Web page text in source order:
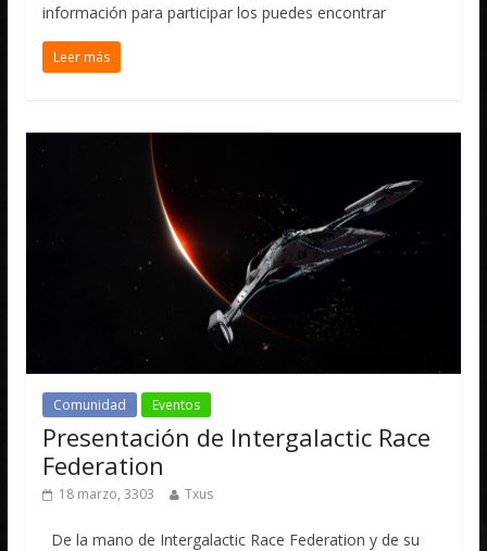
información para participar los puedes encontrar
Leer más
Comunidad Eventos
Presentación de Intergalactic Race
Federation
18 marzo, 3303 Txus
De la mano de Intergalactic Race Federation y de su